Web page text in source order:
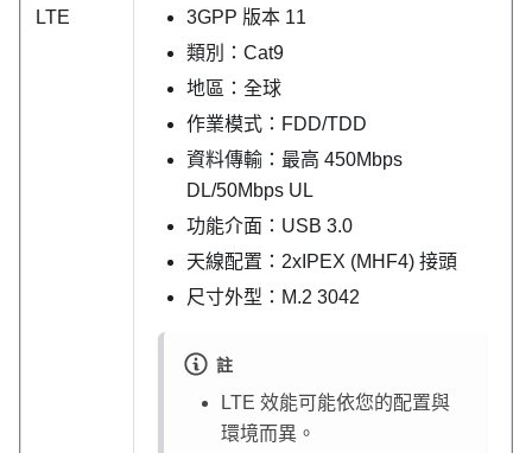
LTE
3GPP 版本 11
類別：Cat9
地區：全球
作業模式：FDD/TDD
資料傳輸：最高 450Mbps
DL/50Mbps UL
功能介面：USB 3.0
天線配置：2xIPEX (MHF4) 接頭
尺寸外型：M.2 3042
註
LTE 效能可能依您的配置與
環境而異。